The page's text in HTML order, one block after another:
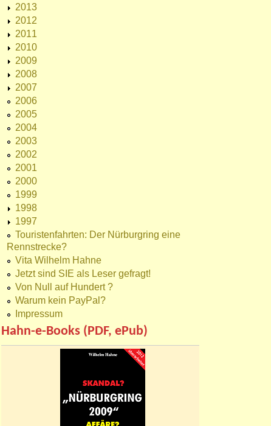
2013
2012
2011
2010
2009
2008
2007
2006
2005
2004
2003
2002
2001
2000
1999
1998
1997
Touristenfahrten: Der Nürburgring eine
Rennstrecke?
Vita Wilhelm Hahne
Jetzt sind SIE als Leser gefragt!
Von Null auf Hundert ?
Warum kein PayPal?
Impressum
Hahn-e-Books (PDF, ePub)